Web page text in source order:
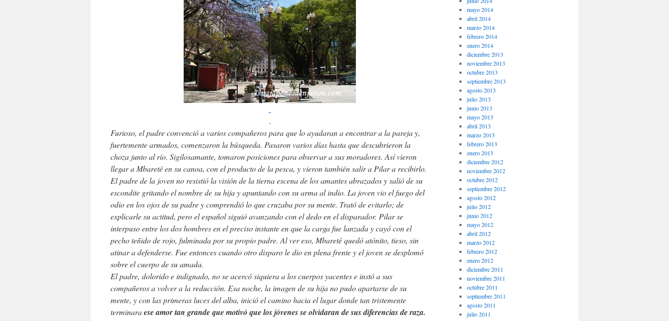
.
Furioso, el padre convenció a varios compañeros para que lo ayudaran a encontrar a la pareja y,
fuertemente armados, comenzaron la búsqueda. Pasaron varios días hasta que descubrieron la
choza junto al río. Sigilosamante, tomaron posiciones para observar a sus moradores. Así vieron
llegar a Mbareté en su canoa, con el producto de la pesca, y vieron también salir a Pilar a recibirlo.
El padre de la joven no resistió la visión de la tierna escena de los amantes abrazados y salió de su
escondite gritando el nombre de su hija y apuntando con su arma al indio. La joven vio el fuego del
odio en los ojos de su padre y comprendió lo que cruzaba por su mente. Trató de evitarlo; de
explicarle su actitud, pero el español siguió avanzando con el dedo en el disparador. Pilar se
interpuso entre los dos hombres en el preciso instante en que la carga fue lanzada y cayó con el
pecho teñido de rojo, fulminada por su propio padre. Al ver eso, Mbareté quedó atónito, tieso, sin
atinar a defenderse. Fue entonces cuando otro disparo le dio en plena frente y el joven se desplomó
sobre el cuerpo de su amada.
El padre, dolorido e indignado, no se acercó siquiera a los cuerpos yacentes e instó a sus
compañeros a volver a la reducción. Esa noche, la imagen de su hija no pudo apartarse de su
mente, y con las primeras luces del alba, inició el camino hacia el lugar donde tan tristemente
terminaraese amor tan grande que motivó que los jóvenes se olvidaran de sus diferencias de raza.
mayo 2014
abril 2014
marzo 2014
febrero 2014
enero 2014
diciembre 2013
noviembre 2013
octubre 2013
septiembre 2013
agosto 2013
julio 2013
junio 2013
mayo 2013
abril 2013
marzo 2013
febrero 2013
enero 2013
diciembre 2012
noviembre 2012
octubre 2012
septiembre 2012
agosto 2012
julio 2012
junio 2012
mayo 2012
abril 2012
marzo 2012
febrero 2012
enero 2012
diciembre 2011
noviembre 2011
octubre 2011
septiembre 2011
agosto 2011
julio 2011